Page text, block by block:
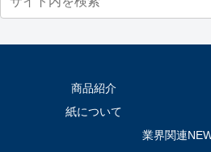
商品紹介
紙について
業界関連